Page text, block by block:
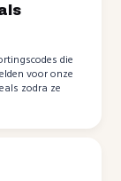
die
voor onze
zodra ze